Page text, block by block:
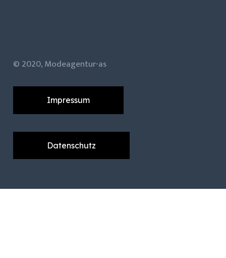
© 2020, Modeagentur-as
Impressum
Datenschutz